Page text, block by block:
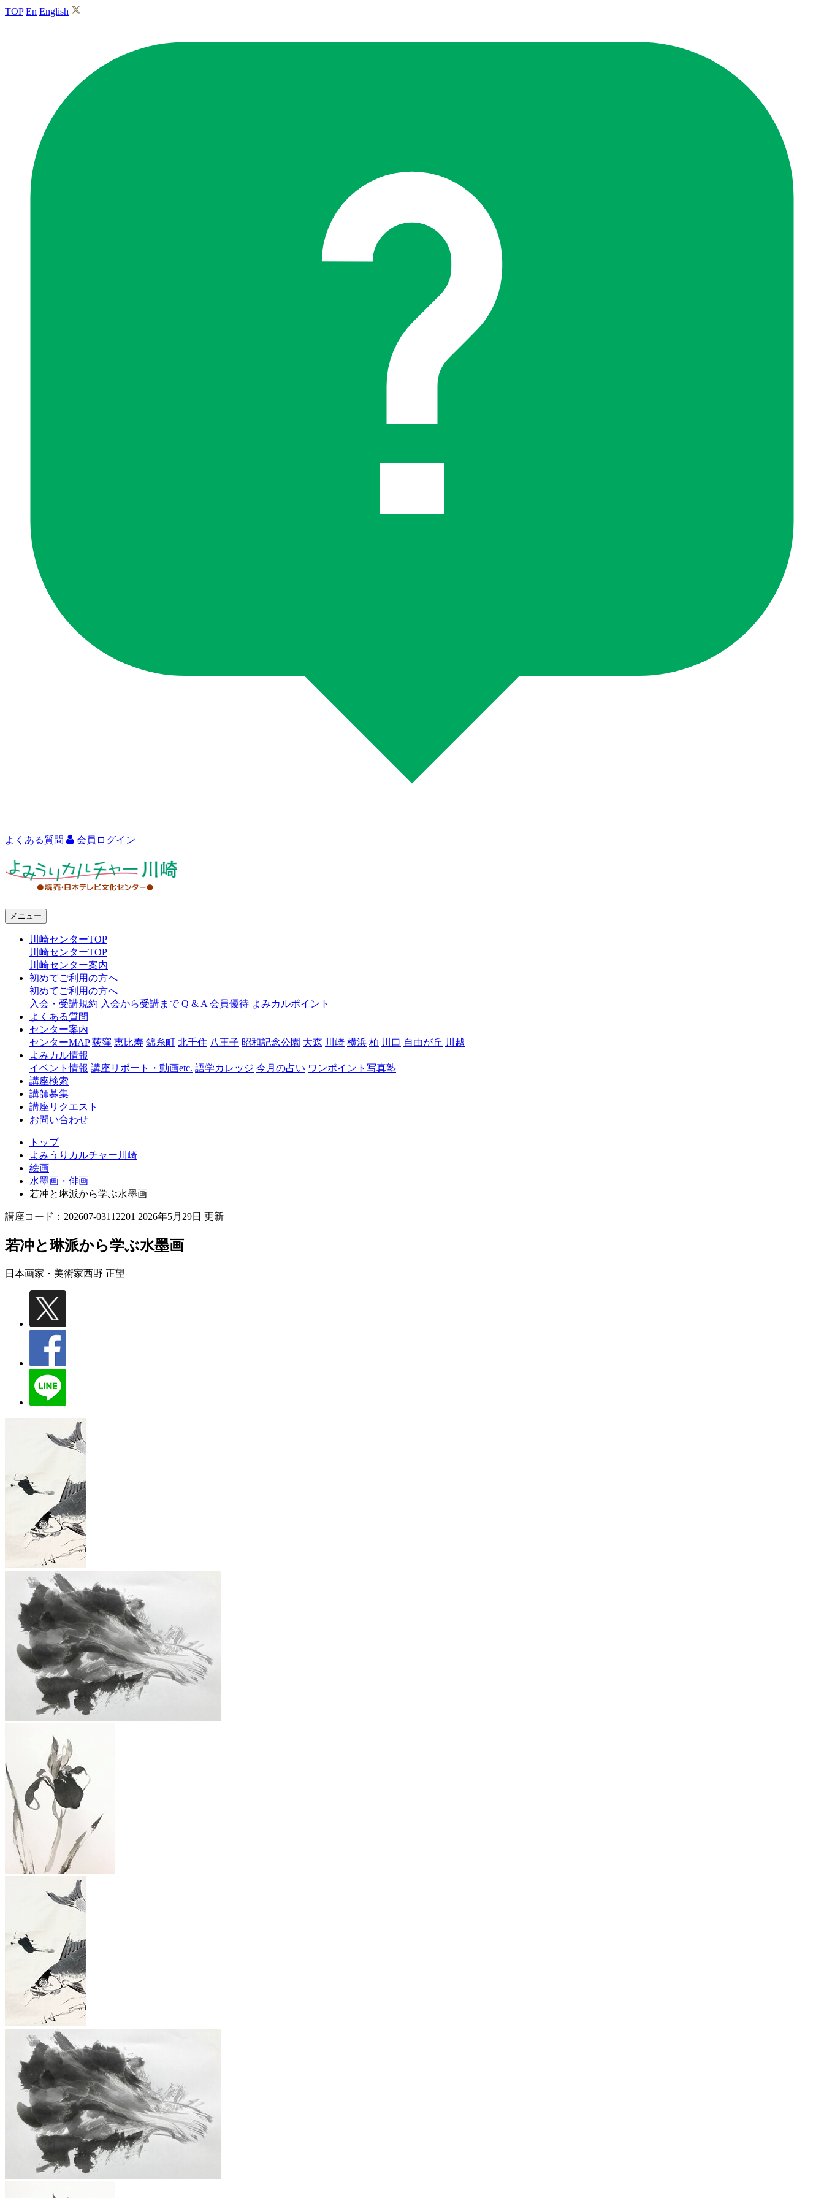
TOP En English
よくある質問 会員ログイン
ャ
川
崎
メニュー
川崎センターTOP
川崎センターTOP
川崎センター案内
初めてご利用の方へ
初めてご利用の方へ
入会・受講規約 入会から受講まで Q & A 会員優待 よみカルポイント
よくある質問
センター案内
センターMAP 荻窪 恵比寿 錦糸町 北千住 八王子 昭和記念公園 大森 川崎 横浜 柏 川口 自由が丘 川越
よみカル情報
イベント情報 講座リポート・動画etc. 語学カレッジ 今月の占い ワンポイント写真塾
講座検索
講師募集
講座リクエスト
お問い合わせ
トップ
よみうりカルチャー川崎
絵画
水墨画・俳画
若冲と琳派から学ぶ水墨画
講座コード：202607-03112201 2026年5月29日 更新
若冲と琳派から学ぶ水墨画
日本画家・美術家西野 正望